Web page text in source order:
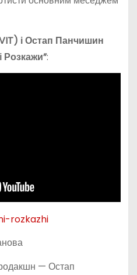
і Остап Панчишин
Розкажи”:
rozkazhi
— Остап